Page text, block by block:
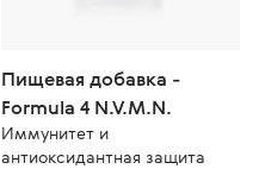
Пищевая добавка -
Formula 4 N.V.M.N.
Иммунитет и
антиоксидантная защита